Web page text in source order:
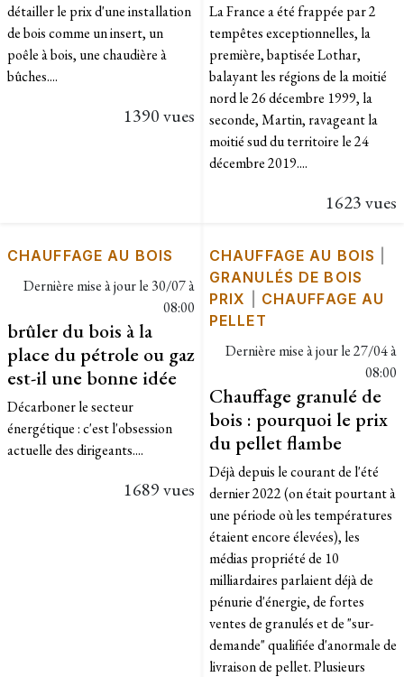
détailler le prix d'une installation
de bois comme un insert, un
poêle à bois, une chaudière à
bûches....
1390 vues
La France a été frappée par 2
tempêtes exceptionnelles, la
première, baptisée Lothar,
balayant les régions de la moitié
nord le 26 décembre 1999, la
seconde, Martin, ravageant la
moitié sud du territoire le 24
décembre 2019....
1623 vues
CHAUFFAGE AU BOIS
Dernière mise à jour le 30/07 à
08:00
brûler du bois à la
place du pétrole ou gaz
est-il une bonne idée
Décarboner le secteur
énergétique : c'est l'obsession
actuelle des dirigeants....
1689 vues
CHAUFFAGE AU BOIS
GRANULÉS DE BOIS
PRIX
CHAUFFAGE AU
PELLET
Dernière mise à jour le27/04 à
08:00
Chauffage granulé de
bois : pourquoi le prix
du pellet flambe
Déjà depuis le courant de l'été
dernier 2022 (on était pourtant à
une période où les températures
étaient encore élevées), les
médias propriété de 10
milliardaires parlaient déjà de
pénurie d'énergie, de fortes
ventes de granulés et de "sur-
demande" qualifiée d'anormale de
livraison de pellet. Plusieurs